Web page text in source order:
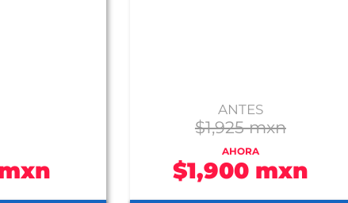
ANTES
$1,925 mxn
AHORA
$1,900 mxn